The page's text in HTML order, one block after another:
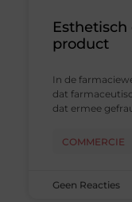
product
In de
dat
dat ermee
COMMERCIE
Geen Reacties